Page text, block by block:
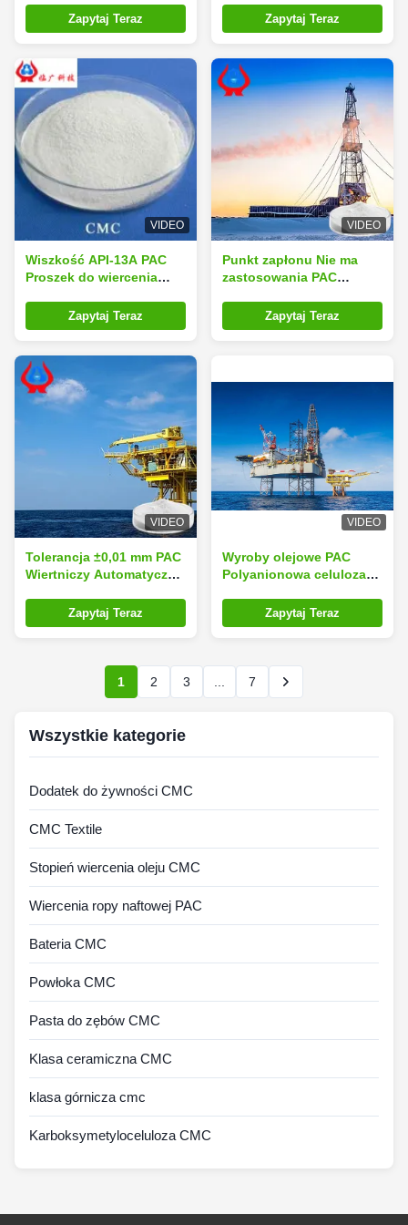
cyfrowym sterowaniem,
zapewniające
niezdefiniowany punkt
zapłonu dla zastosowań
przemysłowych
Zapytaj Teraz
zastosowań pod
wysokim ciśnieniem
Zapytaj Teraz
VIDEO
Wiszkość API-13A PAC
Proszek do wiercenia
utratą płynuZapytaj Teraz
VIDEO
Punkt zapłonu Nie ma
zastosowania PAC
Forging Forging
Processing Widoczność
na polach naftowych
Zapytaj Teraz
VIDEO
Tolerancja ±0,01 mm PAC
Wiertniczy Automatyczne
Wygląd Lepkość 40
Maks. Sprzęt Technologii
Zapytaj Teraz
VIDEO
Wyroby olejowe PAC
Polyanionowa celuloza
LV proszek bentonitowy
do poziomych wierceń
Zapytaj Teraz
1 2 3 7
Wszystkie kategorie
Dodatek do żywności CMC
CMC Textile
Stopień wiercenia oleju CMC
Wiercenia ropy naftowej PAC
Bateria CMC
Powłoka CMC
Pasta do zębów CMC
Klasa ceramiczna CMC
klasa górnicza cmc
Karboksymetyloceluloza CMC